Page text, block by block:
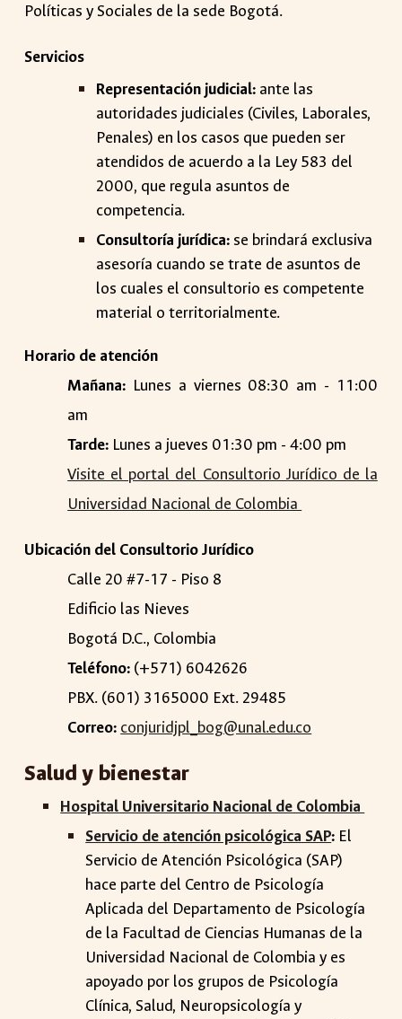
Políticas y Sociales de la sede Bogotá.
Servicios
Representación judicial: ante las
autoridades judiciales (Civiles, Laborales,
Penales) en los casos que pueden ser
atendidos de acuerdo a la Ley 583 del
2000, que regula asuntos de
competencia.
Consultoría jurídica: se brindará exclusiva
asesoría cuando se trate de asuntos de
los cuales el consultorio es competente
material o territorialmente.
Horario de atención
Mañana: Lunes a viernes 08:30 am - 11:00
am
Tarde: Lunes a jueves 01:30 pm - 4:00 pm
Visite el portal del Consultorio Jurídico de la
Universidad Nacional de Colombia
Ubicación del Consultorio Jurídico
Calle 20 #7-17 - Piso 8
Edificio las Nieves
Bogotá D.C., Colombia
Teléfono: (+571) 6042626
PBX. (601) 3165000 Ext. 29485
Correo: conjuridjpl_bog@unal.edu.co
Salud y bienestar
Hospital Universitario Nacional de Colombia
Servicio de atención psicológica SAP: El
Servicio de Atención Psicológica (SAP)
hace parte del Centro de Psicología
Aplicada del Departamento de Psicología
de la Facultad de Ciencias Humanas de la
Universidad Nacional de Colombia y es
apoyado por los grupos de Psicología
Clínica, Salud, Neuropsicología y